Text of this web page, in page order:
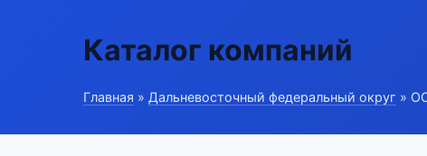
Каталог компаний
Главная » Дальневосточный федеральный округ »